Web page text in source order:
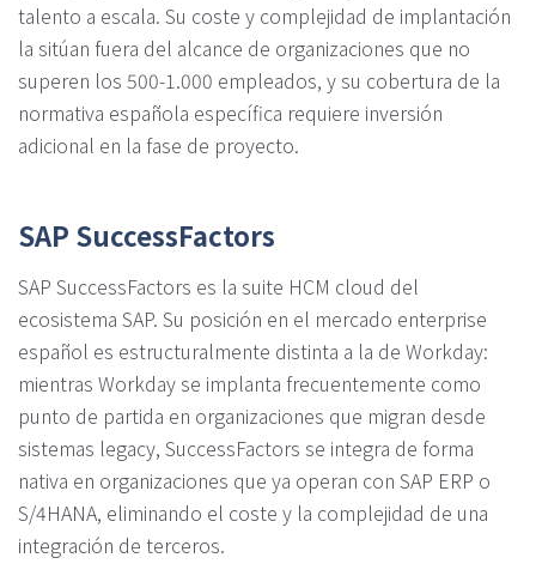
talento a escala. Su coste y complejidad de implantación
la sitúan fuera del alcance de organizaciones que no
superen los 500-1.000 empleados, y su cobertura de la
normativa española específica requiere inversión
adicional en la fase de proyecto.
SAP SuccessFactors
SAP SuccessFactors es la suite HCM cloud del
ecosistema SAP. Su posición en el mercado enterprise
español es estructuralmente distinta a la de Workday:
mientras Workday se implanta frecuentemente como
punto de partida en organizaciones que migran desde
sistemas legacy, SuccessFactors se integra de forma
nativa en organizaciones que ya operan con SAP ERP o
S/4HANA, eliminando el coste y la complejidad de una
integración de terceros.